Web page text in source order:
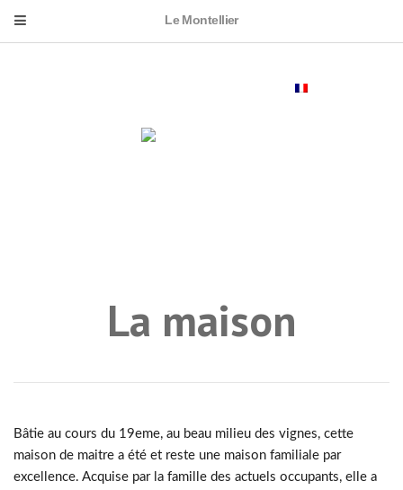
Le Montellier
La maison
Bâtie au cours du 19eme, au beau milieu des vignes, cette
maison de maitre a été et reste une maison familiale par
excellence. Acquise par la famille des actuels occupants, elle a